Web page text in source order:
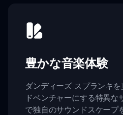
豊かな音楽体験
ダンディーズ スプランキ
ドベンチャーにする特異な
で独自のサウンドスケープ